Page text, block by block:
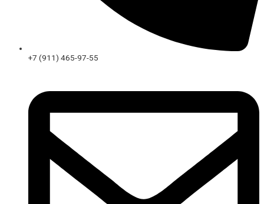
+7 (911) 465-97-55